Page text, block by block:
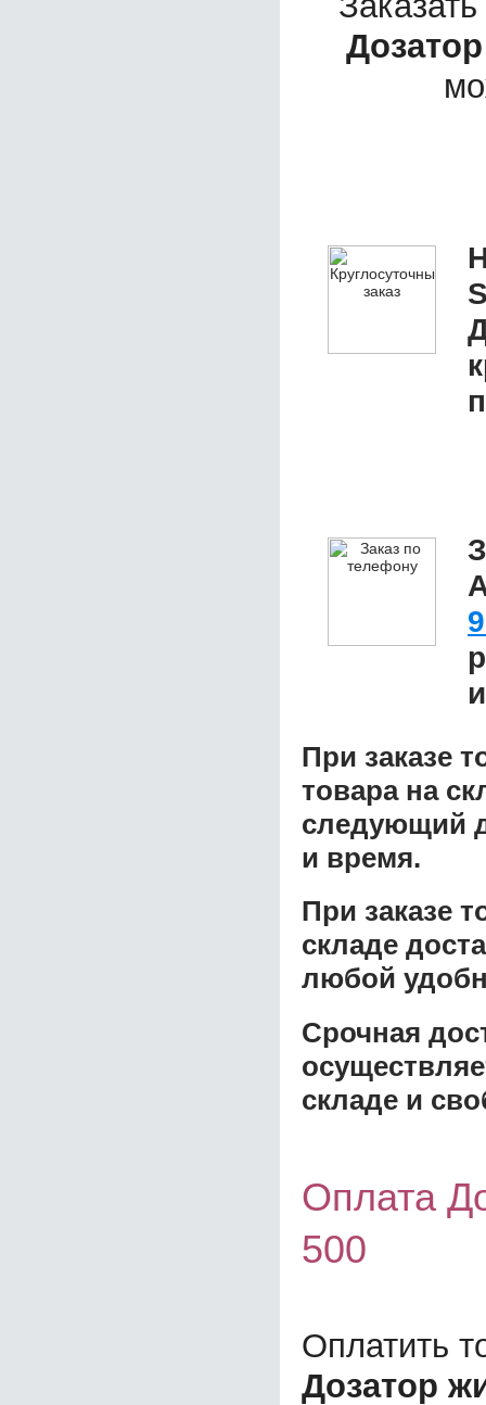
При заказе
товара на
следующий
и время.
При заказе
складе
любой
Срочная
складе и
Оплата
500
Оплатить
Дозатор